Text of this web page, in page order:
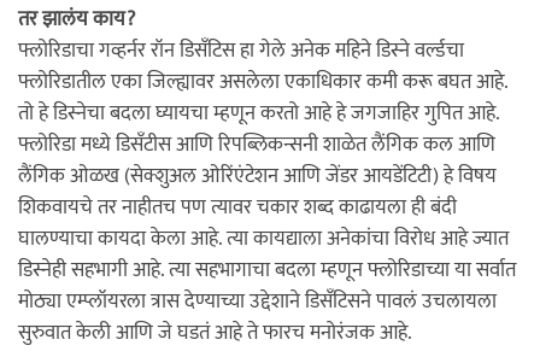
तर झालंय काय?
फ्लोरिडाचा गव्हर्नर रॉन डिसँटिस हा गेले अनेक महिने डिस्ने वर्ल्डचा
फ्लोरिडातील एका जिल्ह्यावर असलेला एकाधिकार कमी करू बघत आहे.
तो हे डिस्नेचा बदला घ्यायचा म्हणून करतो आहे हे जगजाहिर गुपित आहे.
फ्लोरिडा मध्ये डिसँटीस आणि रिपब्लिकन्सनी शाळेत लैंगिक कल आणि
लैंगिक ओळख (सेक्शुअल ओरिंएंटेशन आणि जेंडर आयडेंटिटी) हे विषय
शिकवायचे तर नाहीतच पण त्यावर चकार शब्द काढायला ही बंदी
घालण्याचा कायदा केला आहे. त्या कायद्याला अनेकांचा विरोध आहे ज्यात
डिस्नेही सहभागी आहे. त्या सहभागाचा बदला म्हणून फ्लोरिडाच्या या सर्वात
मोठ्या एम्प्लॉयरला त्रास देण्याच्या उद्देशाने डिसँटिसने पावलं उचलायला
सुरुवात केली आणि जे घडतं आहे ते फारच मनोरंजक आहे.